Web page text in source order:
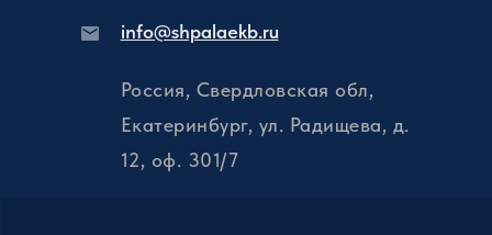
Россия, Свердловская обл,
Екатеринбург, ул. Радищева, д.
12, оф. 301/7
info@shpalaekb.ru